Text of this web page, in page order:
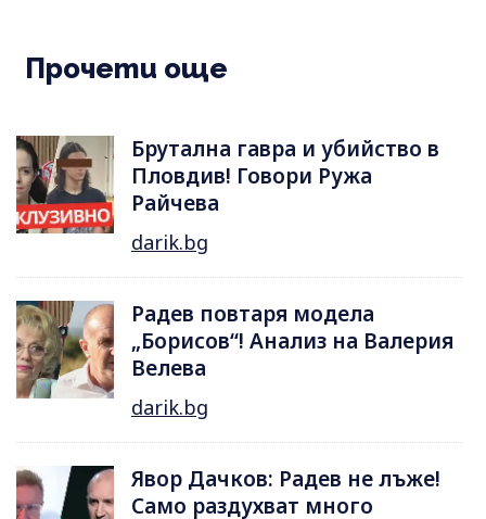
Прочети още
Брутална гавра и убийство в
Пловдив! Говори Ружа
Райчева
darik.bg
Радев повтаря модела
„Борисов“! Анализ на Валерия
Велева
darik.bg
Явор Дачков: Радев не лъже!
Само раздухват много